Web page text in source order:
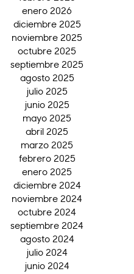
enero 2026
diciembre 2025
noviembre 2025
octubre 2025
septiembre 2025
agosto 2025
julio 2025
junio 2025
mayo 2025
abril 2025
marzo 2025
febrero 2025
enero 2025
diciembre 2024
noviembre 2024
octubre 2024
septiembre 2024
agosto 2024
julio 2024
junio 2024